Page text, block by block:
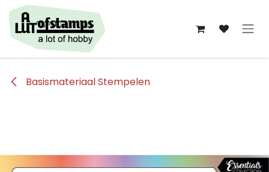
Overslaan naar inhoud
Basismateriaal Stempelen